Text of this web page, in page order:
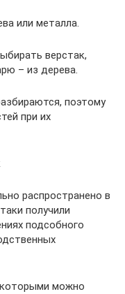
или металла.
верстак,
– из дерева.
поэтому
при их
распространено в
получили
подсобного
можно